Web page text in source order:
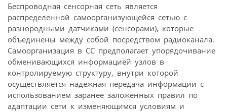
Беспроводная сенсорная сеть является
распределенной самоорганизующейся сетью с
разнородными датчиками (сенсорами), которые
объединены между собой посредством радиоканала.
Самоорганизация в СС предполагает упорядочивание
обменивающихся информацией узлов в
контролируемую структуру, внутри которой
осуществляется надежная передача информации с
использованием заранее заложенных правил по
адаптации сети к изменяющимся условиям и